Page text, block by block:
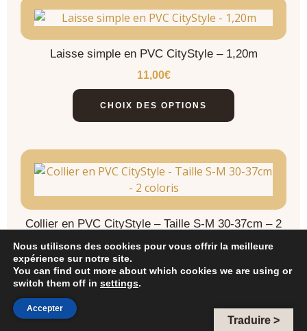
Laisse simple en PVC CityStyle – 1,20m
11,00€
CHOIX DES OPTIONS
Collier en PVC CityStyle – Taille S-M 30-37cm – 2
CHOIX DES OPTIONS
Traduire >
Nous utilisons des cookies pour vous offrir la meilleure
expérience sur notre site.
You can find out more about which cookies we are using or
switch them off in settings.
Accepter